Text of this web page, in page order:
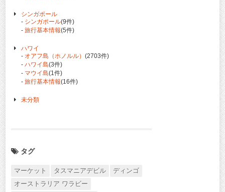
シンガポール
- シンガポール(9件)
- 旅行基本情報(5件)
ハワイ
- オアフ島（ホノルル） (2703件)
- ハワイ島(3件)
- マウイ島(1件)
- 旅行基本情報(16件)
未分類
タグ
マーケット タスマニアデビル
ディンゴ
オーストラリア ワラビー